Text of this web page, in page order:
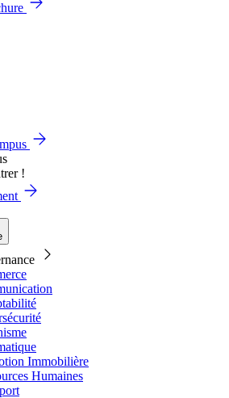
!
Immobilière
Humaines